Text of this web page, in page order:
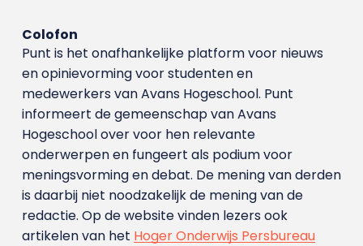
Colofon
Punt is het onafhankelijke platform voor nieuws
en opinievorming voor studenten en
medewerkers van Avans Hoge­school. Punt
informeert de gemeenschap van Avans
Hogeschool over voor hen relevante
onderwerpen en fungeert als podium voor
meningsvorming en debat. De mening van derden
is daarbij niet noodzakelijk de mening van de
redactie. Op de website vinden lezers ook
artikelen van het Hoger Onderwijs Persbureau